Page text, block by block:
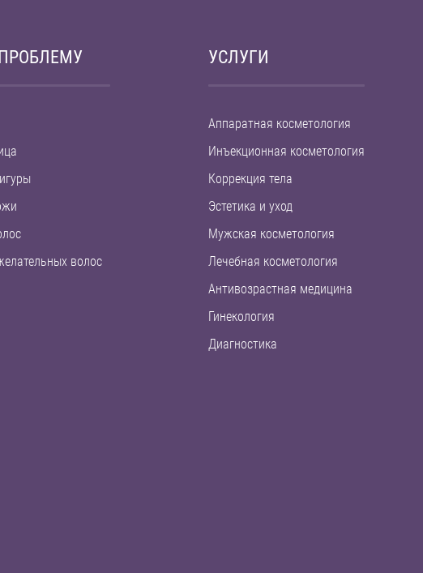
волос
УСЛУГИ
Аппаратная косметология
Инъекционная косметология
Коррекция тела
Эстетика и уход
Мужская косметология
Лечебная косметология
Антивозрастная медицина
Гинекология
Диагностика